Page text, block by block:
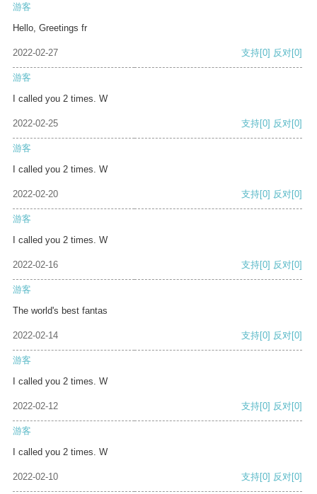
游客
Hello, Greetings fr
2022-02-27 支持[0] 反对[0]
游客
I called you 2 times. W
2022-02-25 支持[0] 反对[0]
游客
I called you 2 times. W
2022-02-20 支持[0] 反对[0]
游客
I called you 2 times. W
2022-02-16 支持[0] 反对[0]
游客
The world's best fantas
2022-02-14 支持[0] 反对[0]
游客
I called you 2 times. W
2022-02-12 支持[0] 反对[0]
游客
I called you 2 times. W
2022-02-10 支持[0] 反对[0]